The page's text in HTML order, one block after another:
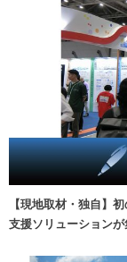
【現地取材・独自】
支援ソリューションが